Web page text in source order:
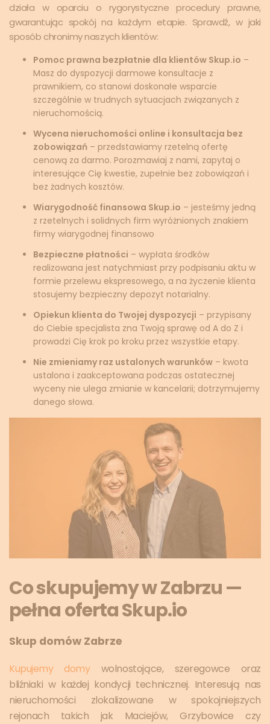
działa w oparciu o rygorystyczne procedury prawne,
gwarantując spokój na każdym etapie. Sprawdź, w jaki
sposób chronimy naszych klientów:
Pomoc prawna bezpłatnie dla klientów Skup.io –
Masz do dyspozycji darmowe konsultacje z
prawnikiem, co stanowi doskonałe wsparcie
szczególnie w trudnych sytuacjach związanych z
nieruchomością.
Wycena nieruchomości online i konsultacja bez
zobowiązań – przedstawiamy rzetelną ofertę
cenową za darmo. Porozmawiaj z nami, zapytaj o
interesujące Cię kwestie, zupełnie bez zobowiązań i
bez żadnych kosztów.
Wiarygodność finansowa Skup.io – jesteśmy jedną
z rzetelnych i solidnych firm wyróżnionych znakiem
firmy wiarygodnej finansowo
Bezpieczne płatności – wypłata środków
realizowana jest natychmiast przy podpisaniu aktu w
formie przelewu ekspresowego, a na życzenie klienta
stosujemy bezpieczny depozyt notarialny.
Opiekun klienta do Twojej dyspozycji – przypisany
do Ciebie specjalista zna Twoją sprawę od A do Z i
prowadzi Cię krok po kroku przez wszystkie etapy.
Nie zmieniamy raz ustalonych warunków – kwota
ustalona i zaakceptowana podczas ostatecznej
wyceny nie ulega zmianie w kancelarii; dotrzymujemy
danego słowa.
Co skupujemy w Zabrzu —
pełna oferta Skup.io
Skup domów Zabrze
Kupujemy domywolnostojące, szeregowce oraz
bliźniaki w każdej kondycji technicznej. Interesują nas
nieruchomości zlokalizowane w spokojniejszych
rejonach takich jak Maciejów, Grzybowice czy